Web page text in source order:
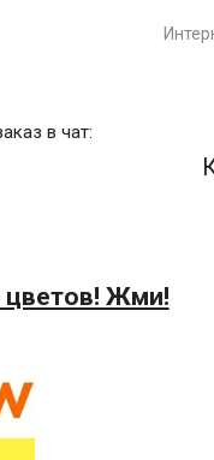
в чат:
цветов! Жми!